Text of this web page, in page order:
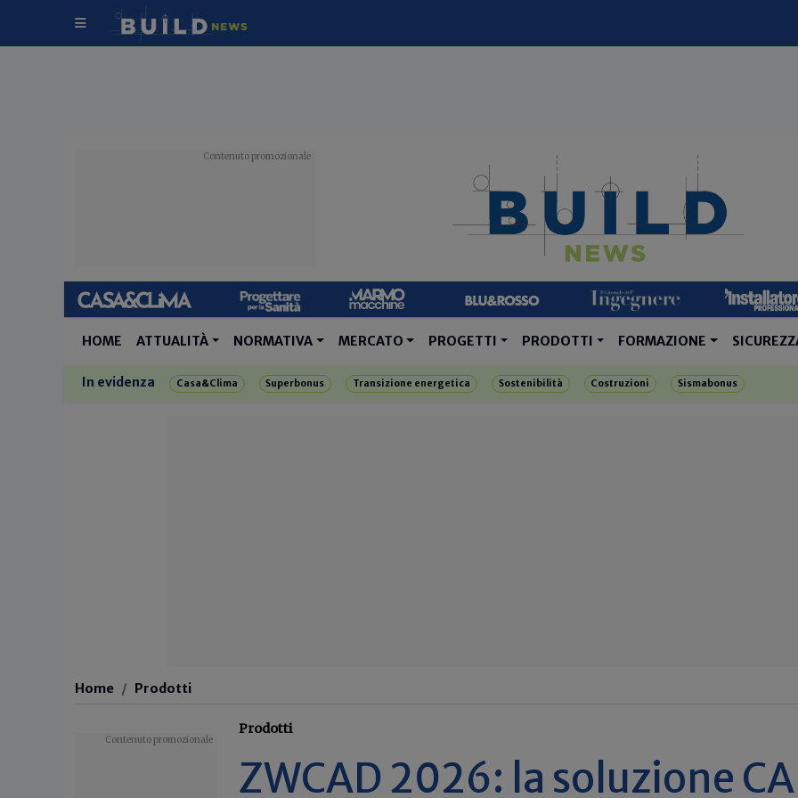
HOME ATTUALITÀ NORMATIVA MERCATO PROGETTI PRODOTTI FORMAZIONE
In evidenza Casa&Clima Superbonus Transizione energetica Sostenibilità Costruzioni Sismabonus
Home Prodotti
Prodotti
ZWCAD 2026: la soluzione